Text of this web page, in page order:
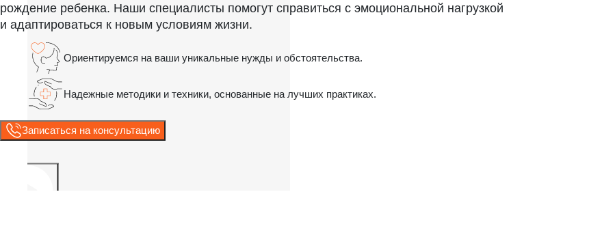
рождение ребенка. Наши специалисты помогут справиться с эмоциональной нагрузкой
и адаптироваться к новым условиям жизни.
Ориентируемся на ваши уникальные нужды и обстоятельства.
Надежные методики и техники, основанные на лучших практиках.
Записаться на консультацию